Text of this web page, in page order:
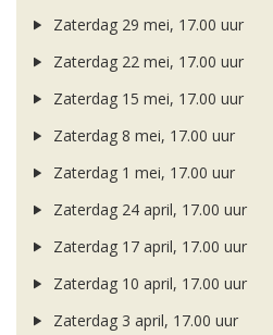
Zaterdag 29 mei, 17.00 uur
Zaterdag 22 mei, 17.00 uur
Zaterdag 15 mei, 17.00 uur
Zaterdag 8 mei, 17.00 uur
Zaterdag 1 mei, 17.00 uur
Zaterdag 24 april, 17.00 uur
Zaterdag 17 april, 17.00 uur
Zaterdag 10 april, 17.00 uur
Zaterdag 3 april, 17.00 uur